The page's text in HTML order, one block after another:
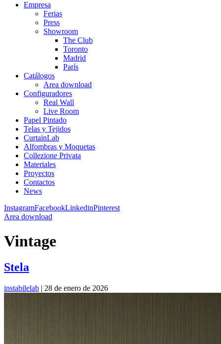
Empresa
Ferias
Press
Showroom
The Club
Toronto
Madrid
París
Catálogos
Area download
Configuradores
Real Wall
Live Room
Papel Pintado
Telas y Tejidos
CurtainLab
Alfombras y Moquetas
Collezione Privata
Materiales
Proyectos
Contactos
News
InstagramFacebookLinkedinPinterest
Area download
Vintage
Stela
instabilelab | 28 de enero de 2026